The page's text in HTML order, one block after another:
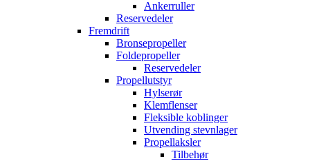
Ankerruller
Reservedeler
Fremdrift
Bronsepropeller
Foldepropeller
Reservedeler
Propellutstyr
Hylserør
Klemflenser
Fleksible koblinger
Utvending stevnlager
Propellaksler
Tilbehør